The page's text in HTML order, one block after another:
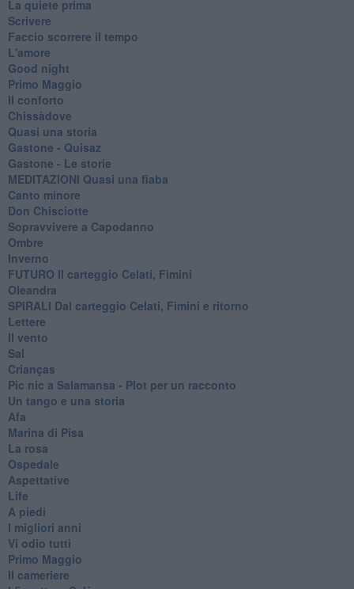
La quiete prima
Scrivere
Faccio scorrere il tempo
L'amore
Good night
Primo Maggio
Il conforto
Chissàdove
Quasi una storia
Gastone - Quisaz
Gastone - Le storie
MEDITAZIONI Quasi una fiaba
Canto minore
Don Chisciotte
Sopravvivere a Capodanno
Ombre
Inverno
FUTURO Il carteggio Celati, Fimini
Oleandra
SPIRALI Dal carteggio Celati, Fimini e ritorno
Lettere
Il vento
Sal
Crianças
Pic nic a Salamansa - Plot per un racconto
Un tango e una storia
Afa
Marina di Pisa
La rosa
Ospedale
Aspettative
Life
A piedi
I migliori anni
Vi odio tutti
Primo Maggio
Il cameriere